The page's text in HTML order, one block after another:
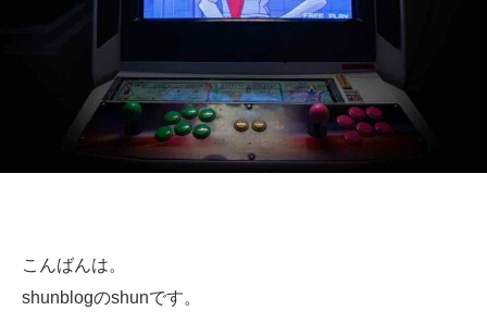
こんばんは。
shunblogのshunです。